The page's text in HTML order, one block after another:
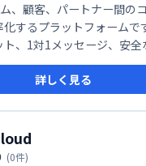
、顧客、パートナー間の
するプラットフォームで
ト、1対1メッセージ、安全
ジ、高度なタスクマネージ
、画面共有、ファイル共
トの整理や進捗管理をスム
機能も備え、既存ツール
、部門、プロジェクト単
詳しく見る
(0件)